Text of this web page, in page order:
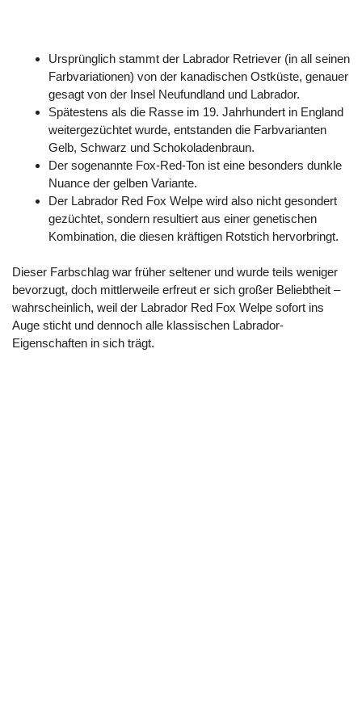
Ursprünglich stammt der Labrador Retriever (in all seinen
Farbvariationen) von der kanadischen Ostküste, genauer
gesagt von der Insel Neufundland und Labrador.
Spätestens als die Rasse im 19. Jahrhundert in England
weitergezüchtet wurde, entstanden die Farbvarianten
Gelb, Schwarz und Schokoladenbraun.
Der sogenannte Fox-Red-Ton ist eine besonders dunkle
Nuance der gelben Variante.
Der Labrador Red Fox Welpe wird also nicht gesondert
gezüchtet, sondern resultiert aus einer genetischen
Kombination, die diesen kräftigen Rotstich hervorbringt.
Dieser Farbschlag war früher seltener und wurde teils weniger
bevorzugt, doch mittlerweile erfreut er sich großer Beliebtheit –
wahrscheinlich, weil der Labrador Red Fox Welpe sofort ins
Auge sticht und dennoch alle klassischen Labrador-
Eigenschaften in sich trägt.